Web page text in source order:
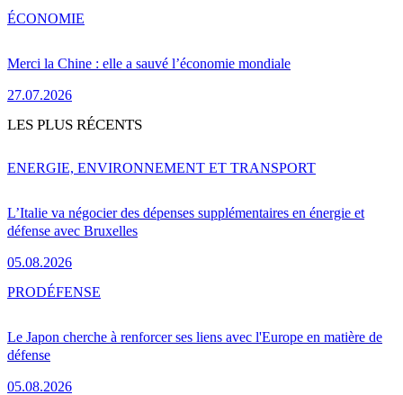
Merci la Chine : elle a sauvé l’économie mondiale
27.07.2026
ÉCONOMIE
LES PLUS RÉCENTS
L’Italie va négocier des dépenses supplémentaires en énergie et
défense avec Bruxelles
05.08.2026
ENERGIE, ENVIRONNEMENT ET TRANSPORT
Le Japon cherche à renforcer ses liens avec l'Europe en matière de
défense
05.08.2026
PRODÉFENSE